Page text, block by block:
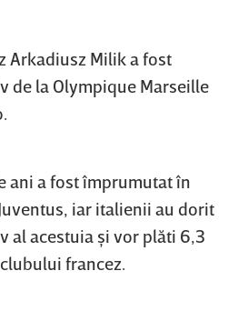
Arkadiusz Milik a fost
de la Olympique Marseille
ani a fost împrumutat în
iar italienii au dorit
al acestuia şi vor plăti 6,3
francez.